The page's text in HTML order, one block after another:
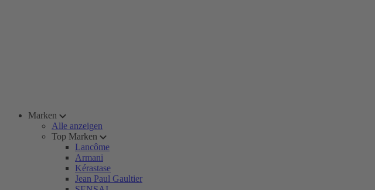
Marken
Alle anzeigen
Top Marken
Lancôme
Armani
Kérastase
Jean Paul Gaultier